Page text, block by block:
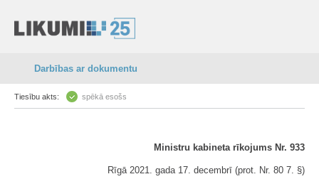
Darbības ar dokumentu
Tiesību akts: spēkā esošs
Ministru kabineta rīkojums Nr. 933
Rīgā 2021. gada 17. decembrī (prot. Nr. 80 7. §)